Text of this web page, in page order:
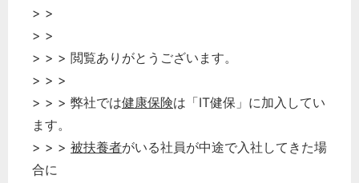
> >
> >
> > > 閲覧ありがとうございます。
> > >
> > > 弊社では健康保険は「IT健保」に加入してい
ます。
> > > 被扶養者がいる社員が中途で入社してきた場
合に